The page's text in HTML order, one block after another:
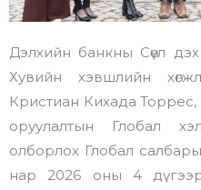
Дэлхийн банкны Сөүл
Хувийн хэвшлийн
Кристиан Кихада Торрес,
оруулалтын Глобал
олборлох Глобал
нар 2026 оны 4